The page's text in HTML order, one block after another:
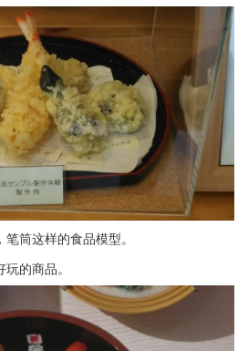
筒这样的食品模型。
的商品。